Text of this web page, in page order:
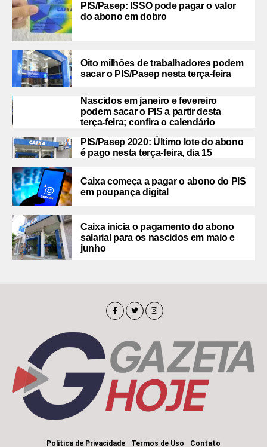
PIS/Pasep: ISSO pode pagar o valor
do abono em dobro
Oito milhões de trabalhadores podem
sacar o PIS/Pasep nesta terça-feira
Nascidos em janeiro e fevereiro
podem sacar o PIS a partir desta
terça-feira; confira o calendário
PIS/Pasep 2020: Último lote do abono
é pago nesta terça-feira, dia 15
Caixa começa a pagar o abono do PIS
em poupança digital
Caixa inicia o pagamento do abono
salarial para os nascidos em maio e
junho
Política de Privacidade Termos de Uso Contato